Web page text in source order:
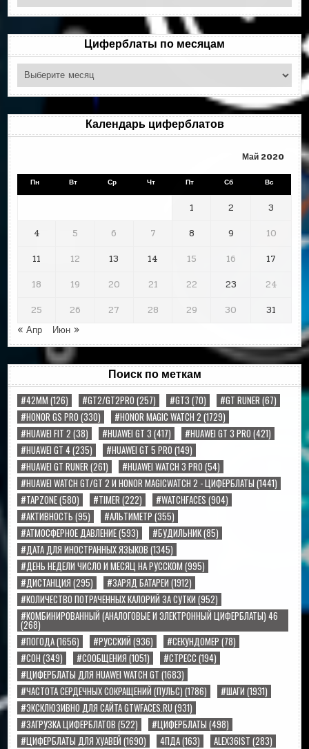
по
рубрикам
Циферблаты по месяцам
Циферблаты
по
месяцам
Календарь циферблатов
Май 2020
Пн Вт Ср Чт Пт Сб Вс
1 2
3
4
5 6 7 8 9
10
11
12 13 14 15 16
17
18
19 20 21 22 23
24
25
26 27 28 29 30
31
« Апр
Июн »
Поиск по меткам
#42MM (126) #GT2/GT2PRO (257) #GT3 (70) #GT RUNER(67)
#HONOR GS PRO (330) #HONOR MAGIC WATCH 2 (1729)
#HUAWEI FIT 2 (38) #HUAWEI GT 3 (417) #HUAWEI GT 3 PRO (421)
#HUAWEI GT 4(235) #HUAWEI GT 5 PRO (149)
#HUAWEI GT RUNER(261) #HUAWEI WATCH 3 PRO (54)
#HUAWEI WATCH GT/GT 2 И HONOR MAGICWATCH 2 - ЦИФЕРБЛАТЫ (1441)
#TAPZONE(580) #TIMER(222) #WATCHFACES (904)
#АКТИВНОСТЬ (95) #АЛЬТИМЕТР (355)
#АТМОСФЕРНОЕ ДАВЛЕНИЕ(593) #БУДИЛЬНИК(85)
#ДАТА ДЛЯ ИНОСТРАННЫХ ЯЗЫКОВ (1345)
#ДЕНЬ НЕДЕЛИ ЧИСЛО И МЕСЯЦ НА РУССКОМ (995)
#ДИСТАНЦИЯ (295) #ЗАРЯД БАТАРЕИ (1912)
#КОЛИЧЕСТВО ПОТРАЧЕННЫХ КАЛОРИЙ ЗА СУТКИ (952)
#КОМБИНИРОВАННЫЙ (АНАЛОГОВЫЕ И ЭЛЕКТРОННЫЙ ЦИФЕРБЛАТЫ) 46
(268)
#ПОГОДА(1656) #РУССКИЙ (936) #СЕКУНДОМЕР (78)
#СОН (349) #СООБЩЕНИЯ (1051) #СТРЕСС (194)
#ЦИФЕРБЛАТЫ ДЛЯ HUAWEI WATCH GT (1683)
#ЧАСТОТА СЕРДЕЧНЫХ СОКРАЩЕНИЙ (ПУЛЬС) (1786) #ШАГИ (1931)
#ЭКСКЛЮЗИВНО ДЛЯ САЙТА GTWFACES.RU (931)
#ЗАГРУЗКА ЦИФЕРБЛАТОВ (522) #ЦИФЕРБЛАТЫ (498)
#ЦИФЕРБЛАТЫ ДЛЯ ХУАВЕЙ (1690) 4ПДА(163) ALEX36IST (283)